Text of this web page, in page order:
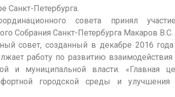
Санкт-Петербурга.
совета принял
Собрания Санкт-Петербурга Макаров В.С.
совет, созданный в декабре 2016
работу по развитию взаимодействия
и муниципальной власти. «Главная
городской среды и улучшения